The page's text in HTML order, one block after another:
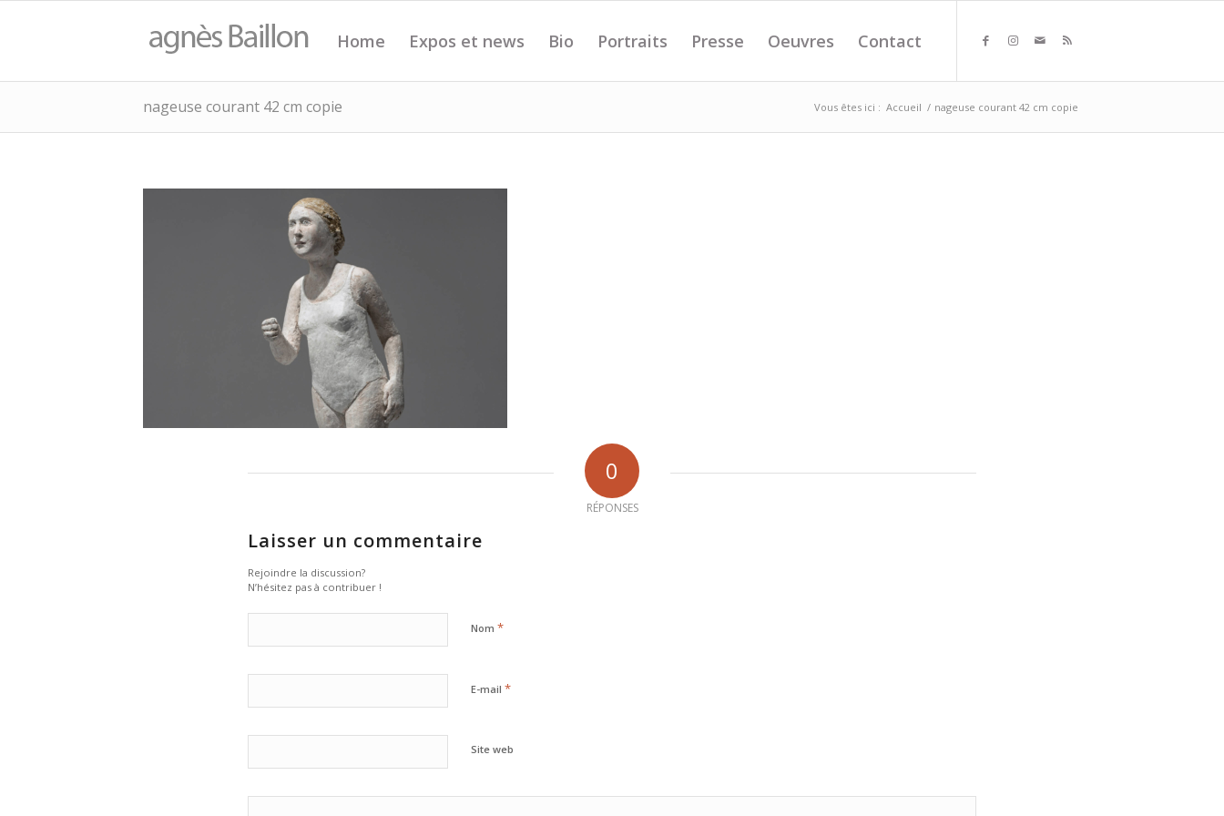
Home Expos et news Bio Portraits Presse Oeuvres Contact
nageuse courant 42 cm copie Vous êtes ici : Accueil / nageuse courant 42 cm copie
0
RÉPONSES
Laisser un commentaire
Rejoindre la discussion?
N’hésitez pas à contribuer !
Nom *
E-mail *
Site web